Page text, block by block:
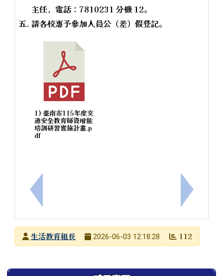
上一筆：落實「巡、倒、清、刷」，杜絕病媒蚊孳生
主任，電話：7810231 分機 12。
請各校惠予參加人員公（差）假登記。
1) 臺南市115年度交
通安全教育師資增能
培訓研習實施計畫.p
df
下一筆：
發布者生活教育組長
2026-06-03 12:18:28 112